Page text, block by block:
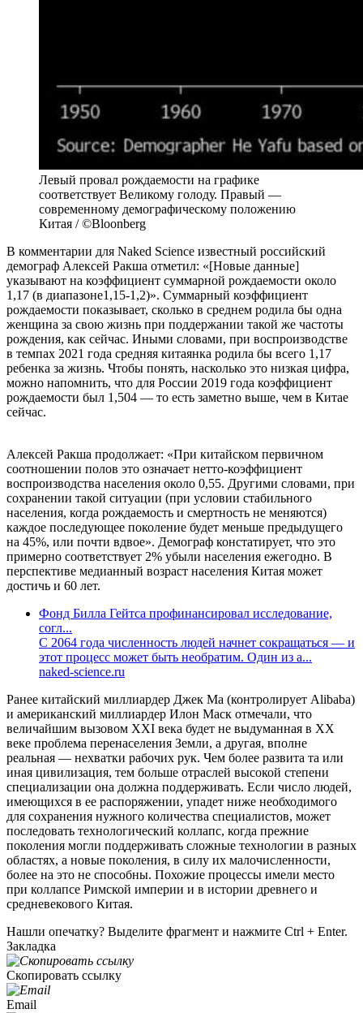
Левый провал рождаемости на графике
соответствует Великому голоду. Правый —
современному демографическому положению
Китая / ©Bloonberg
В комментарии для Naked Science известный российский
демограф Алексей Ракша отметил: «[Новые данные]
указывают на коэффициент суммарной рождаемости около
1,17 (в диапазоне1,15-1,2)». Суммарный коэффициент
рождаемости показывает, сколько в среднем родила бы одна
женщина за свою жизнь при поддержании такой же частоты
рождения, как сейчас. Иными словами, при воспроизводстве
в темпах 2021 года средняя китаянка родила бы всего 1,17
ребенка за жизнь. Чтобы понять, насколько это низкая цифра,
можно напомнить, что для России 2019 года коэффициент
рождаемости был 1,504 — то есть заметно выше, чем в Китае
сейчас.
Алексей Ракша продолжает: «При китайском первичном
соотношении полов это означает нетто-коэффициент
воспроизводства населения около 0,55. Другими словами, при
сохранении такой ситуации (при условии стабильного
населения, когда рождаемость и смертность не меняются)
каждое последующее поколение будет меньше предыдущего
на 45%, или почти вдвое». Демограф констатирует, что это
примерно соответствует 2% убыли населения ежегодно. В
перспективе медианный возраст населения Китая может
достичь и 60 лет.
Фонд Билла Гейтса профинансировал исследование,
согл...
С 2064 года численность людей начнет сокращаться — и
этот процесс может быть необратим. Один из а...
naked-science.ru
Ранее китайский миллиардер Джек Ма (контролирует Alibaba)
и американский миллиардер Илон Маск отмечали, что
величайшим вызовом XXI века будет не выдуманная в XX
веке проблема перенаселения Земли, а другая, вполне
реальная — нехватки рабочих рук. Чем более развита та или
иная цивилизация, тем больше отраслей высокой степени
специализации она должна поддерживать. Если число людей,
имеющихся в ее распоряжении, упадет ниже необходимого
для сохранения нужного количества специалистов, может
последовать технологический коллапс, когда прежние
поколения могли поддерживать сложные технологии в разных
областях, а новые поколения, в силу их малочисленности,
более на это не способны. Похожие процессы имели место
при коллапсе Римской империи и в истории древнего и
средневекового Китая.
Нашли опечатку? Выделите фрагмент и нажмите Ctrl + Enter.
Закладка
Скопировать ссылку
Email